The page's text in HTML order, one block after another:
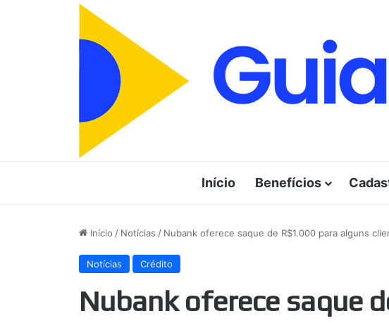
Início Benefícios
Início / Notícias / Nubank oferece saque de R$1.000 para alguns
Notícias Crédito
Nubank oferece saque